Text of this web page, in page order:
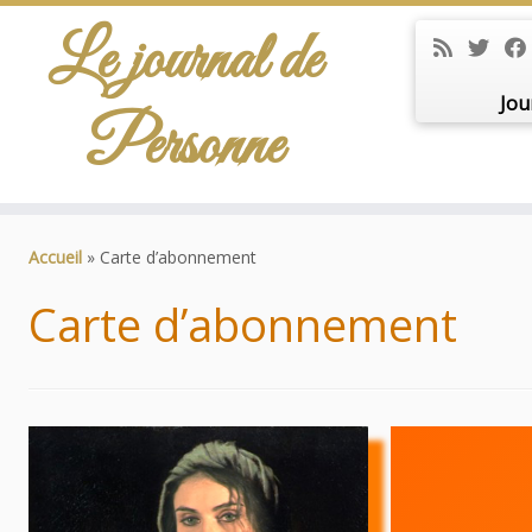
Le journal de
Personne
Accueil » Carte d’abonnement
Carte d’abonnement